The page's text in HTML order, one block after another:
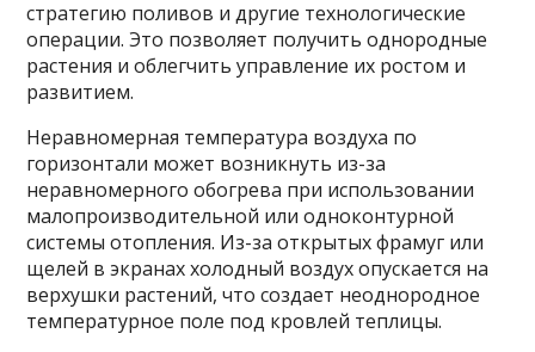
стратегию поливов и другие технологические
операции. Это позволяет получить однородные
растения и облегчить управление их ростом и
развитием.
Неравномерная температура воздуха по
горизонтали может возникнуть из-за
неравномерного обогрева при использовании
малопроизводительной или одноконтурной
системы отопления. Из-за открытых фрамуг или
щелей в экранах холодный воздух опускается на
верхушки растений, что создает неоднородное
температурное поле под кровлей теплицы.